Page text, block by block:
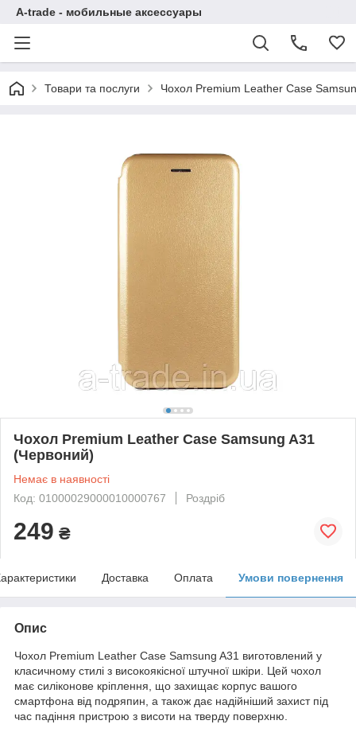
A-trade - мобильные аксессуары
Товари та послуги Чохол Premium Leather Case
Чохол Premium Leather Case Samsung A31
(Червоний)
Немає в наявності
Код: 01000029000010000767
Роздріб
249 ₴
Доставка Оплата Умови повернення
Опис
Чохол Premium Leather Case Samsung A31 виготовлений у
класичному стилі з високоякісної штучної шкіри. Цей чохол
має силіконове кріплення, що захищає корпус вашого
смартфона від подряпин, а також дає надійніший захист під
час падіння пристрою з висоти на тверду поверхню.